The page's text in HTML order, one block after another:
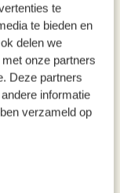
te
te bieden en
delen we
onze partners
Deze partners
informatie
verzameld op